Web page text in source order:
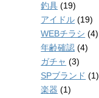
釣具 (19)
アイドル (19)
WEBチラシ (4)
年齢確認 (4)
ガチャ (3)
SPブランド (1)
楽器 (1)